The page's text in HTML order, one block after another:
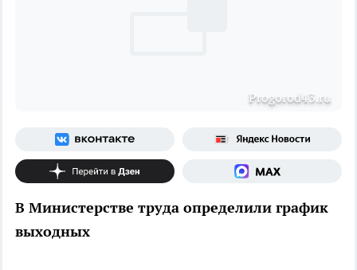
Progorod43.ru
В Министерстве труда определили график
выходных